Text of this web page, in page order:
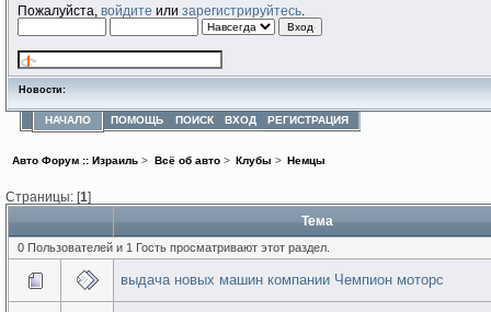
Пожалуйста,войдите илизарегистрируйтесь
Новости:
НАЧАЛО ПОМОЩЬ ПОИСК ВХОД РЕГИСТРАЦИЯ
Авто Форум :: Израиль > Всё об авто> Клубы > Немцы
Страницы: [1]
Тема
0 Пользователей и 1 Гость просматривают этот раздел.
выдача новых машин компании Чемпион моторс